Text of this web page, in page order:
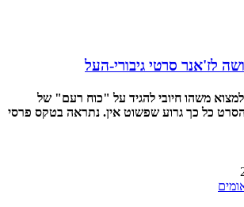
לז'אנר סרטי גיבורי-העל
משהו חיובי להגיד על "כוח רעם" של
כל כך גרוע שפשוט אין. נתראה בטקס פרסי